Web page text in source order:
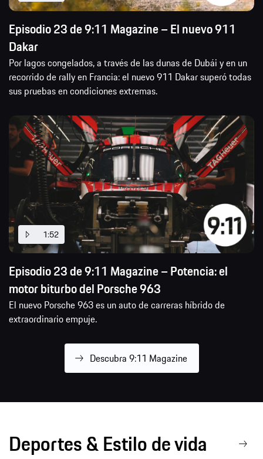
Episodio 23 de 9:11 Magazine – El nuevo 911
Dakar
Por lagos congelados, a través de las dunas de Dubái y en un
recorrido de rally en Francia: el nuevo 911 Dakar superó todas
sus pruebas en condiciones extremas.
1:52
Episodio 23 de 9:11 Magazine – Potencia: el
motor biturbo del Porsche 963
El nuevo Porsche 963 es un auto de carreras híbrido de
extraordinario empuje.
Descubra 9:11 Magazine
Deportes & Estilo de vida